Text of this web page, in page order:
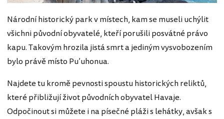
Národní historický park v místech, kam se museli uchýlit
všichni původní obyvatelé, kteří porušili posvátné právo
kapu. Takovým hrozila jistá smrt a jediným vysvobozením
bylo právě místo Pu’uhonua.
Najdete tu kromě pevnosti spoustu historických reliktů,
které přibližují život původních obyvatel Havaje.
Odpočinout si můžete i na písečné pláži s lehátky, avšak s